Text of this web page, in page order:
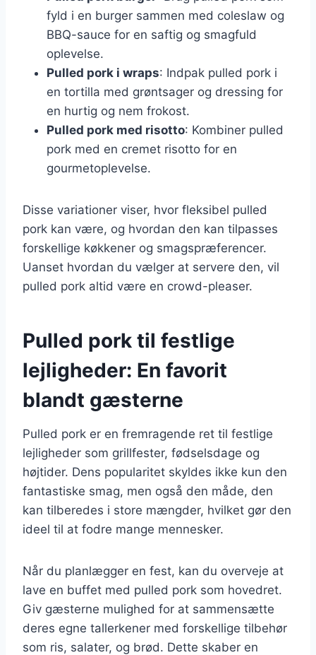
fyld i en burger sammen med coleslaw og
BBQ-sauce for en saftig og smagfuld
oplevelse.
Pulled pork i wraps: Indpak pulled pork i
en tortilla med grøntsager og dressing for
en hurtig og nem frokost.
Pulled pork med risotto: Kombiner pulled
pork med en cremet risotto for en
gourmetoplevelse.
Disse variationer viser, hvor fleksibel pulled
pork kan være, og hvordan den kan tilpasses
forskellige køkkener og smagspræferencer.
Uanset hvordan du vælger at servere den, vil
pulled pork altid være en crowd-pleaser.
Pulled pork til festlige
lejligheder: En favorit
blandt gæsterne
Pulled pork er en fremragende ret til festlige
lejligheder som grillfester, fødselsdage og
højtider. Dens popularitet skyldes ikke kun den
fantastiske smag, men også den måde, den
kan tilberedes i store mængder, hvilket gør den
ideel til at fodre mange mennesker.
Når du planlægger en fest, kan du overveje at
lave en buffet med pulled pork som hovedret.
Giv gæsterne mulighed for at sammensætte
deres egne tallerkener med forskellige tilbehør
som ris, salater, og brød. Dette skaber en